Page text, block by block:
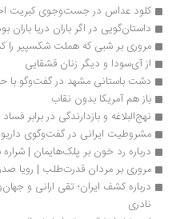
کلود عداس در جست‌وجوی کبریت احمر
داستان‌گویی در اگر باران دریا باران بود |
مروری بر شبی که هملت شکسپیر را کشت
از آی‌سودا و دیگر زنان قشقایی
دشت باستانی مشهد در گفت‌وگو با حامد
باز هم آمریکا بدون نقاب
نهج‌البلاغه و بازدارندگی در برابر فساد |
مشروطیت ایرانی در گفت‌وگوی داریوش
درباره رد خون بر پلک‌هایمان | شراره
مروری بر مردان قدرت‌طلب | رویا صدر